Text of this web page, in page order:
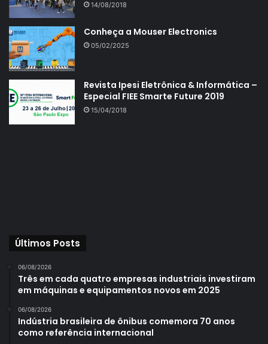
14/08/2018
Conheça a Mouser Electronics
05/02/2025
Revista Ipesi Eletrônica & Informática –
Especial FIEE Smarte Future 2019
15/04/2018
Últimos Posts
06/08/2026
Três em cada quatro empresas industriais investiram
em máquinas e equipamentos novos em 2025
06/08/2026
Indústria brasileira de ônibus comemora 70 anos
como referência internacional